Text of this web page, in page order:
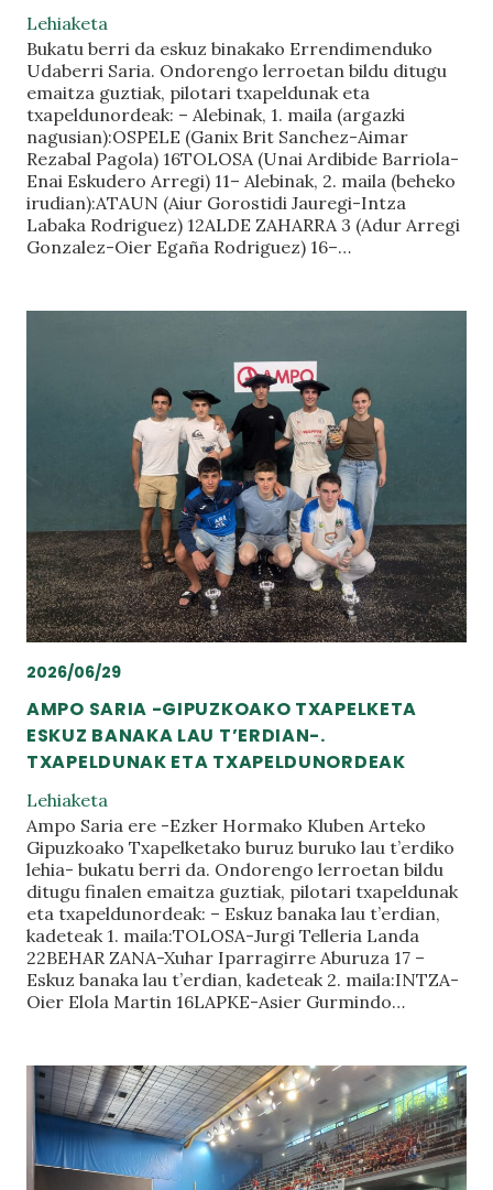
Lehiaketa
Bukatu berri da eskuz binakako Errendimenduko
Udaberri Saria. Ondorengo lerroetan bildu ditugu
emaitza guztiak, pilotari txapeldunak eta
txapeldunordeak: – Alebinak, 1. maila (argazki
nagusian):OSPELE (Ganix Brit Sanchez-Aimar
Rezabal Pagola) 16TOLOSA (Unai Ardibide Barriola-
Enai Eskudero Arregi) 11– Alebinak, 2. maila (beheko
irudian):ATAUN (Aiur Gorostidi Jauregi-Intza
Labaka Rodriguez) 12ALDE ZAHARRA 3 (Adur Arregi
Gonzalez-Oier Egaña Rodriguez) 16–…
2026/06/29
AMPO SARIA -GIPUZKOAKO TXAPELKETA
ESKUZ BANAKA LAU T’ERDIAN-.
TXAPELDUNAK ETA TXAPELDUNORDEAK
Lehiaketa
Ampo Saria ere -Ezker Hormako Kluben Arteko
Gipuzkoako Txapelketako buruz buruko lau t’erdiko
lehia- bukatu berri da. Ondorengo lerroetan bildu
ditugu finalen emaitza guztiak, pilotari txapeldunak
eta txapeldunordeak: – Eskuz banaka lau t’erdian,
kadeteak 1. maila:TOLOSA-Jurgi Telleria Landa
22BEHAR ZANA-Xuhar Iparragirre Aburuza 17 –
Eskuz banaka lau t’erdian, kadeteak 2. maila:INTZA-
Oier Elola Martin 16LAPKE-Asier Gurmindo…